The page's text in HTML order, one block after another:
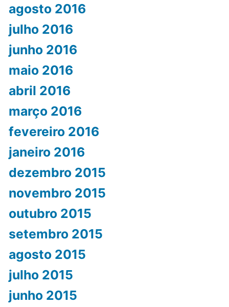
agosto 2016
julho 2016
junho 2016
maio 2016
abril 2016
março 2016
fevereiro 2016
janeiro 2016
dezembro 2015
novembro 2015
outubro 2015
setembro 2015
agosto 2015
julho 2015
junho 2015